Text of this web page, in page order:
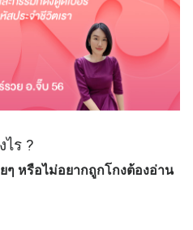
ร ?
ๆ หรือไม่อยากถูกโกงต้องอ่าน